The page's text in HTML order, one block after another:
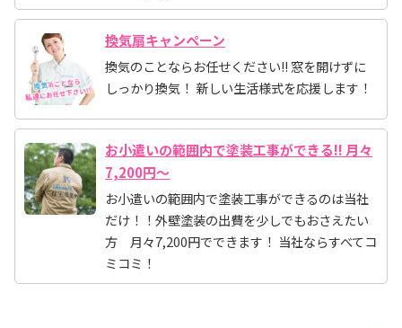
換気扇キャンペーン
換気のことならお任せください!! 窓を開けずに
しっかり換気！ 新しい生活様式を応援します！
お小遣いの範囲内で塗装工事ができる!! 月々
7,200円～
お小遣いの範囲内で塗装工事ができるのは当社
だけ！！外壁塗装の出費を少しでもおさえたい
方 月々7,200円でできます！ 当社ならすべてコ
ミコミ！